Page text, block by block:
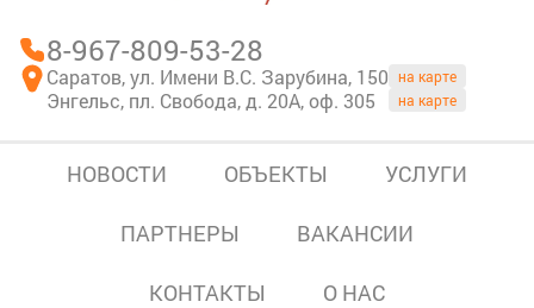
8-967-809-53-28
Саратов, ул. Имени В.С. Зарубина, 150 на карте
Энгельс, пл. Свобода, д. 20А, оф. 305 на карте
НОВОСТИ ОБЪЕКТЫ УСЛУГИ
ПАРТНЕРЫ ВАКАНСИИ
КОНТАКТЫ О НАС